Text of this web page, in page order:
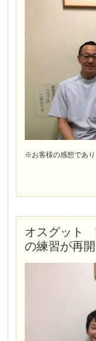
肩甲骨の内側から二の腕の後ろ、肘が
※お客様の感想であり
オスグット
の練習が再開